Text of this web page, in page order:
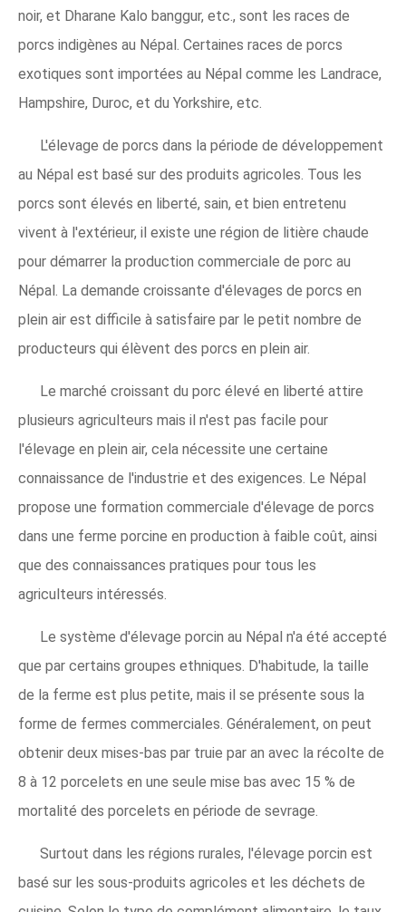
noir, et Dharane Kalo banggur, etc., sont les races de
porcs indigènes au Népal. Certaines races de porcs
exotiques sont importées au Népal comme les Landrace,
Hampshire, Duroc, et du Yorkshire, etc.
L'élevage de porcs dans la période de développement
au Népal est basé sur des produits agricoles. Tous les
porcs sont élevés en liberté, sain, et bien entretenu
vivent à l'extérieur, il existe une région de litière chaude
pour démarrer la production commerciale de porc au
Népal. La demande croissante d'élevages de porcs en
plein air est difficile à satisfaire par le petit nombre de
producteurs qui élèvent des porcs en plein air.
Le marché croissant du porc élevé en liberté attire
plusieurs agriculteurs mais il n'est pas facile pour
l'élevage en plein air, cela nécessite une certaine
connaissance de l'industrie et des exigences. Le Népal
propose une formation commerciale d'élevage de porcs
dans une ferme porcine en production à faible coût, ainsi
que des connaissances pratiques pour tous les
agriculteurs intéressés.
Le système d'élevage porcin au Népal n'a été accepté
que par certains groupes ethniques. D'habitude, la taille
de la ferme est plus petite, mais il se présente sous la
forme de fermes commerciales. Généralement, on peut
obtenir deux mises-bas par truie par an avec la récolte de
8 à 12 porcelets en une seule mise bas avec 15 % de
mortalité des porcelets en période de sevrage.
Surtout dans les régions rurales, l'élevage porcin est
basé sur les sous-produits agricoles et les déchets de